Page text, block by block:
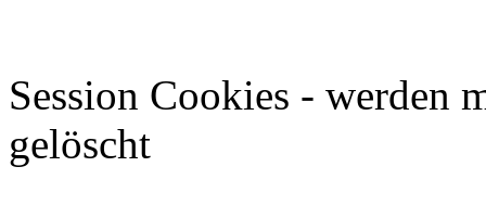
Session Cookies - werden
gelöscht